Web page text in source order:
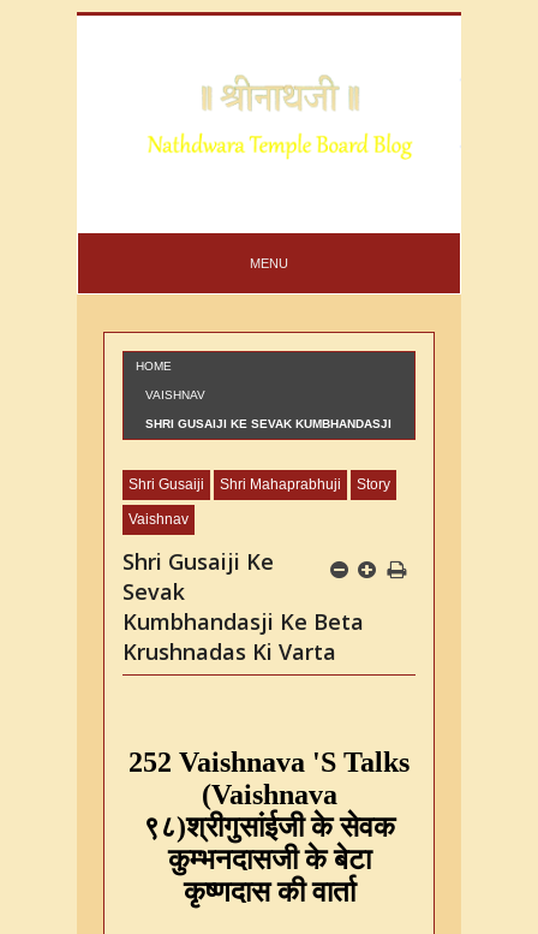
MENU
HOME
VAISHNAV
SHRI GUSAIJI KE SEVAK KUMBHANDASJI
Shri Gusaiji Shri Mahaprabhuji Story
Vaishnav
Shri Gusaiji Ke
Sevak
Kumbhandasji Ke Beta
Krushnadas Ki Varta
252 Vaishnava 'S Talks
(Vaishnava
९८)श्रीगुसांईजीकेसेवक
कुम्भनदासजीकेबेटा
कृष्णदासकीवार्ता